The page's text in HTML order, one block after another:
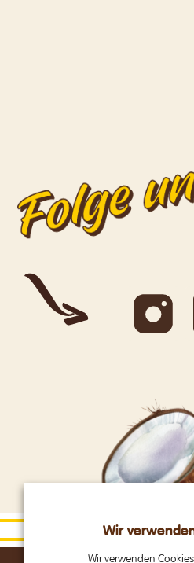
Wir
Wir verwenden